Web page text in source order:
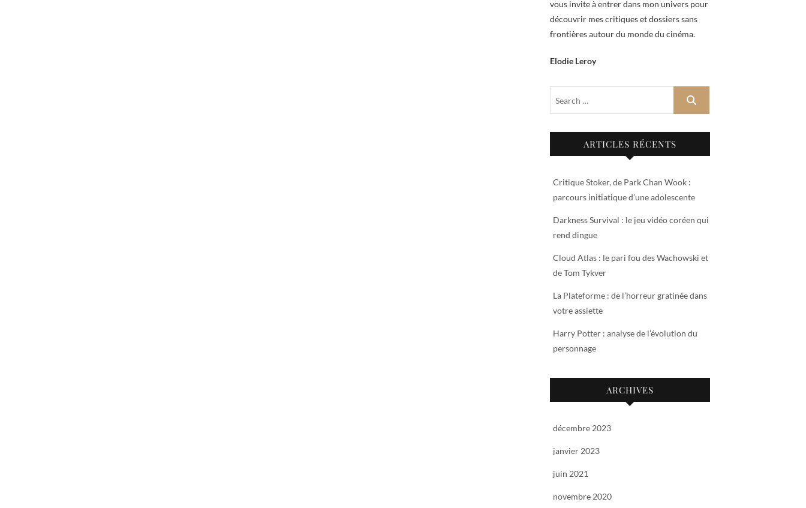
vous invite à entrer dans mon univers pour
découvrir mes critiques et dossiers sans
frontières autour du monde du cinéma.
Elodie Leroy
ARTICLES RÉCENTS
Critique Stoker, de Park Chan Wook :
parcours initiatique d’une adolescente
Darkness Survival : le jeu vidéo coréen qui
rend dingue
Cloud Atlas : le pari fou des Wachowski et
de Tom Tykver
La Plateforme : de l’horreur gratinée dans
votre assiette
Harry Potter : analyse de l’évolution du
personnage
ARCHIVES
décembre 2023
janvier 2023
juin 2021
novembre 2020